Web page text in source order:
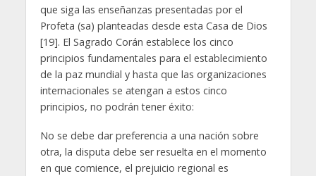
que siga las enseñanzas presentadas por el
Profeta (sa) planteadas desde esta Casa de Dios
[19]. El Sagrado Corán establece los cinco
principios fundamentales para el establecimiento
de la paz mundial y hasta que las organizaciones
internacionales se atengan a estos cinco
principios, no podrán tener éxito:
No se debe dar preferencia a una nación sobre
otra, la disputa debe ser resuelta en el momento
en que comience, el prejuicio regional es